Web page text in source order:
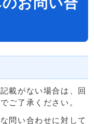
載がない場合は、回
ご了承ください。
問い合わせに対して